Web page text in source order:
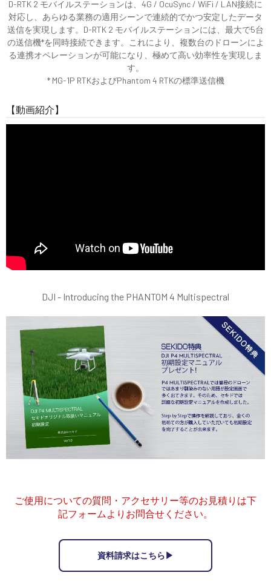
D-RTK 2 モバイルステーションは、4G / OcuSync / WiFi / LAN接続に
対応し、あらゆる業務の適用シーンで連続的でかつ安定したデータ
送信を実現します。D-RTK 2 モバイルステーションには、最大で5台
の送信機*を同時接続できます。これにより、複数台のドローンによ
る連携オペレーションが可能になり、極めて高い効率性を実現しま
す。
* MG-1P RTKおよびPhantom 4 RTKの標準送信機
【動画紹介】
DJI - Introducing the PHANTOM 4 Multispectral
ご使用についての質問・アクセサリー等のお見積りは下
記フォームよりお問合せください。
資料請求はこちら▶︎